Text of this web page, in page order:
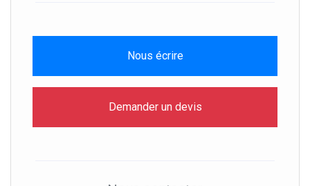
Nous écrire
Demander un devis